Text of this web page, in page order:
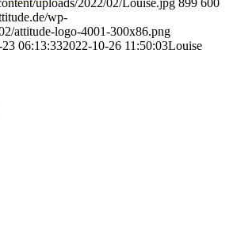
uploads/2022/02/Louise.jpg 899 600
wp-
attitude-logo-4001-300x86.png
06:13:332022-10-26 11:50:03Louise